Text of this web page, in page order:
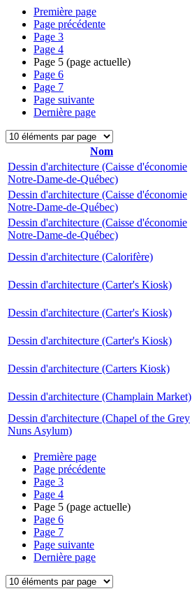
Première page
Page précédente
Page 3
Page 4
Page 5 (page actuelle)
Page 6
Page 7
Page suivante
Dernière page
Nom
Dessin d'architecture (Caisse d'économie
Notre-Dame-de-Québec)
Dessin d'architecture (Caisse d'économie
Notre-Dame-de-Québec)
Dessin d'architecture (Caisse d'économie
Notre-Dame-de-Québec)
Dessin d'architecture (Calorifère)
Dessin d'architecture (Carter's Kiosk)
Dessin d'architecture (Carter's Kiosk)
Dessin d'architecture (Carter's Kiosk)
Dessin d'architecture (Carters Kiosk)
Dessin d'architecture (Champlain Market)
Dessin d'architecture (Chapel of the Grey
Nuns Asylum)
Première page
Page précédente
Page 3
Page 4
Page 5 (page actuelle)
Page 6
Page 7
Page suivante
Dernière page